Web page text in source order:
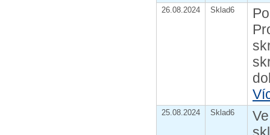
26.08.2024 Sklad6
25.08.2024 Sklad6